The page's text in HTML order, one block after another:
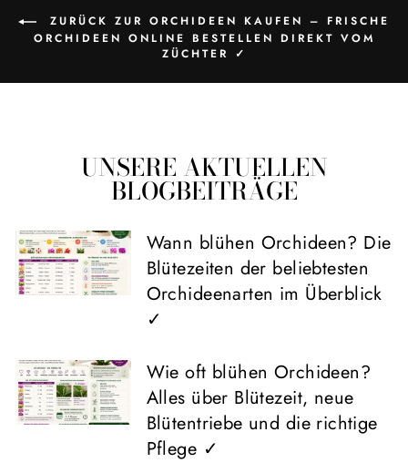
ZURÜCK ZUR ORCHIDEEN KAUFEN – FRISCHE
ORCHIDEEN ONLINE BESTELLEN DIREKT VOM
ZÜCHTER ✓
UNSERE AKTUELLEN
BLOGBEITRÄGE
Wann blühen Orchideen? Die
Blütezeiten der beliebtesten
Orchideenarten im Überblick
✓
Wie oft blühen Orchideen?
Alles über Blütezeit, neue
Blütentriebe und die richtige
Pflege ✓